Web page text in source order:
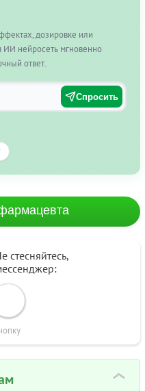
дозировке или
ИИ нейросеть мгновенно
ответ.
Спросить
›